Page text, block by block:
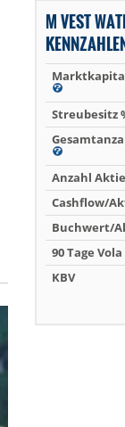
M VEST
Streubesitz
Anzahl
Cashflow/
Buchwert/
90 Tage Vola
KBV